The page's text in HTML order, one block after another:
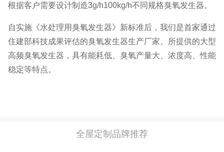
根据客户需要设计制造3g/h100kg/h不同规格臭氧发生器。
自实施《水处理用臭氧发生器》新标准后，我们是首家通过
住建部科技成果评估的臭氧发生器生产厂家。所提供的大型
高频臭氧发生器，具有能耗低、臭氧产量大、浓度高、性能
稳定等特点。
全屋定制品牌推荐